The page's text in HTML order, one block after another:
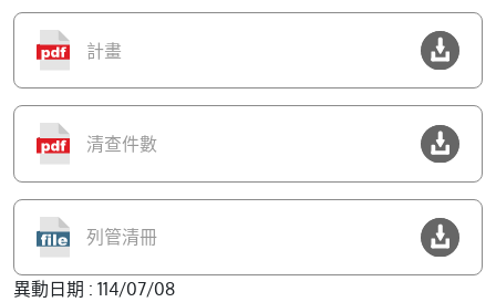
計畫
清查件數
列管清冊
異動日期 : 114/07/08